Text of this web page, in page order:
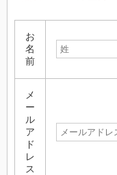
お
名
前
メ
ー
ル
ア
ド
レ
ス